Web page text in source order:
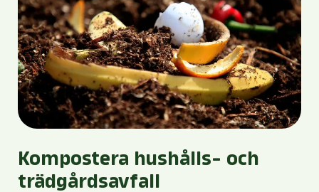
Kompostera hushålls- och
trädgårdsavfall